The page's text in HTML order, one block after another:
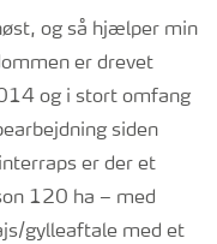
og så hjælper min
er drevet
og i stort omfang
siden
er der et
120 ha – med
gylleaftale med et